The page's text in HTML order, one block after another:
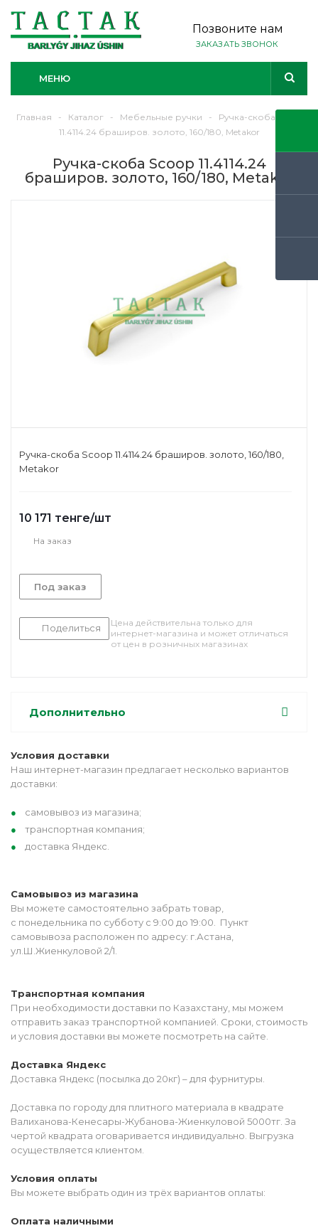
Позвоните нам
ЗАКАЗАТЬ ЗВОНОК
МЕНЮ
Главная - Каталог - Мебельные ручки -
Ручка-скоба Scoop
11.4114.24 браширов. золото, 160/180, Metakor
Ручка-скоба Scoop 11.4114.24
браширов. золото, 160/180, Metakor
Ручка-скоба Scoop 11.4114.24 браширов. золото, 160/180,
Metakor
10 171 тенге/шт
На заказ
Под заказ
Поделиться
Цена действительна только для
интернет-магазина и может отличаться
от цен в розничных магазинах
Дополнительно
Условия доставки
Наш интернет-магазин предлагает несколько вариантов
доставки:
самовывоз из магазина;
транспортная компания;
доставка Яндекс.
Самовывоз из магазина
Вы можете самостоятельно забрать товар,
с понедельника по субботу с 9:00 до 19:00. Пункт
самовывоза расположен по адресу: г.Астана,
ул.Ш.Жиенкуловой 2/1.
Транспортная компания
При необходимости доставки по Казахстану, мы можем
отправить заказ транспортной компанией. Сроки, стоимость
и условия доставки вы можете посмотреть на сайте.
Доставка Яндекс
Доставка Яндекс (посылка до 20кг) – для фурнитуры.
Доставка по городу для плитного материала в квадрате
Валиханова-Кенесары-Жубанова-Жиенкуловой 5000тг. За
чертой квадрата оговаривается индивидуально. Выгрузка
осуществляется клиентом.
Условия оплаты
Вы можете выбрать один из трёх вариантов оплаты:
Оплата наличными